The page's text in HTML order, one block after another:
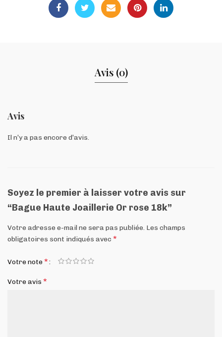
Avis (0)
Avis
Il n’y a pas encore d’avis.
Soyez le premier à laisser votre avis sur
“Bague Haute Joaillerie Or rose 18k”
Votre adresse e-mail ne sera pas publiée. Les champs
obligatoires sont indiqués avec *
Votre note*
Votre avis *